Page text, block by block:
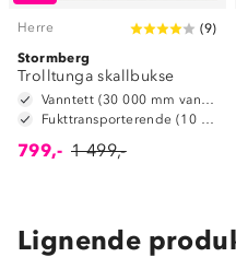
Herre (9)
Stormberg
Trolltunga skallbukse
799,- 1 499,-
Lignende